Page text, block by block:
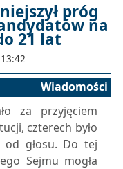
próg
na
21 lat
Wiadomości
za przyjęciem
czterech było
od głosu. Do tej
Sejmu mogła